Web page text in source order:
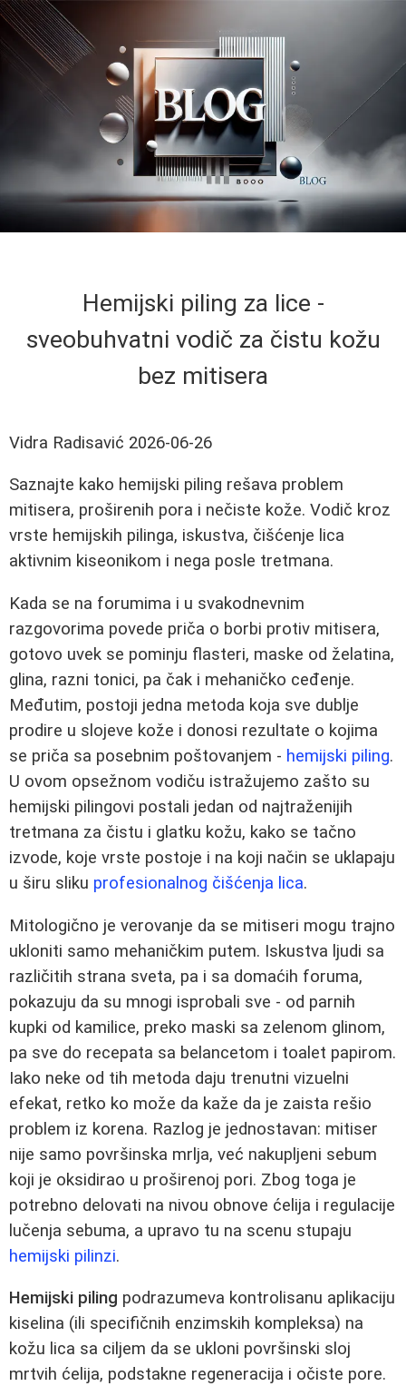
Hemijski piling za lice -
sveobuhvatni vodič za čistu kožu
bez mitisera
Vidra Radisavić 2026-06-26
Saznajte kako hemijski piling rešava problem
mitisera, proširenih pora i nečiste kože. Vodič kroz
vrste hemijskih pilinga, iskustva, čišćenje lica
aktivnim kiseonikom i nega posle tretmana.
Kada se na forumima i u svakodnevnim
razgovorima povede priča o borbi protiv mitisera,
gotovo uvek se pominju flasteri, maske od želatina,
glina, razni tonici, pa čak i mehaničko ceđenje.
Međutim, postoji jedna metoda koja sve dublje
prodire u slojeve kože i donosi rezultate o kojima
se priča sa posebnim poštovanjem - hemijski piling.
U ovom opsežnom vodiču istražujemo zašto su
hemijski pilingovi postali jedan od najtraženijih
tretmana za čistu i glatku kožu, kako se tačno
izvode, koje vrste postoje i na koji način se uklapaju
u širu sliku profesionalnog čišćenja lica.
Mitologično je verovanje da se mitiseri mogu trajno
ukloniti samo mehaničkim putem. Iskustva ljudi sa
različitih strana sveta, pa i sa domaćih foruma,
pokazuju da su mnogi isprobali sve - od parnih
kupki od kamilice, preko maski sa zelenom glinom,
pa sve do recepata sa belancetom i toalet papirom.
Iako neke od tih metoda daju trenutni vizuelni
efekat, retko ko može da kaže da je zaista rešio
problem iz korena. Razlog je jednostavan: mitiser
nije samo površinska mrlja, već nakupljeni sebum
koji je oksidirao u proširenoj pori. Zbog toga je
potrebno delovati na nivou obnove ćelija i regulacije
lučenja sebuma, a upravo tu na scenu stupaju
hemijski pilinzi.
Hemijski piling podrazumeva kontrolisanu aplikaciju
kiselina (ili specifičnih enzimskih kompleksa) na
kožu lica sa ciljem da se ukloni površinski sloj
mrtvih ćelija, podstakne regeneracija i očiste pore.